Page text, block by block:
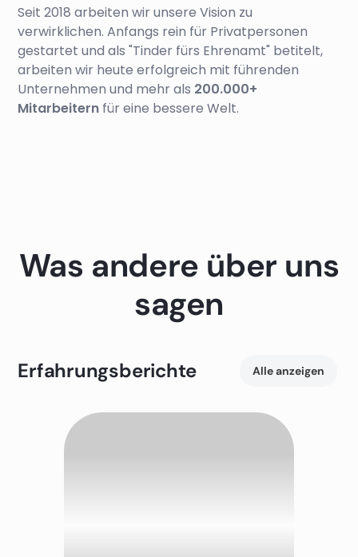
Seit 2018 arbeiten wir unsere Vision zu
verwirklichen. Anfangs rein für Privatpersonen
gestartet und als "Tinder fürs Ehrenamt" betitelt,
arbeiten wir heute erfolgreich mit führenden
Unternehmen und mehr als 200.000+
Mitarbeitern für eine bessere Welt.
Was andere über uns
sagen
Erfahrungsberichte Alle anzeigen